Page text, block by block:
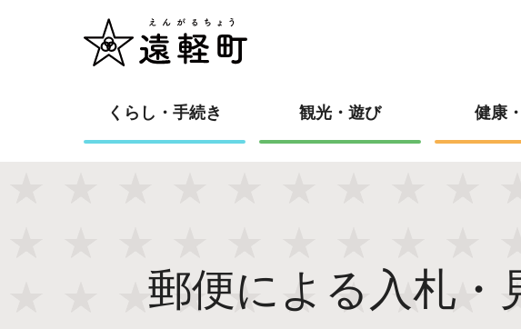
くらし・手続き 観光・遊び 健康
郵便による入札・